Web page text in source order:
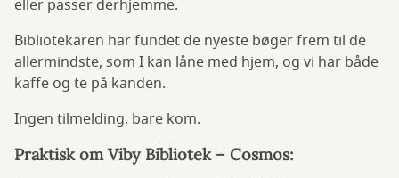
eller passer derhjemme.
Bibliotekaren har fundet de nyeste bøger frem til de
allermindste, som I kan låne med hjem, og vi har både
kaffe og te på kanden.
Ingen tilmelding, bare kom.
Praktisk om Viby Bibliotek – Cosmos: